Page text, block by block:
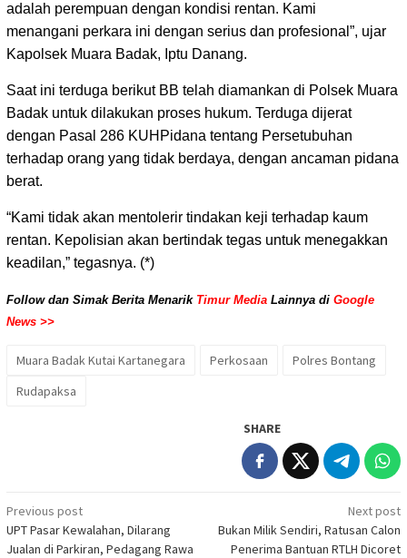
adalah perempuan dengan kondisi rentan. Kami
menangani perkara ini dengan serius dan profesional”, ujar
Kapolsek Muara Badak, Iptu Danang.
Saat ini terduga berikut BB telah diamankan di Polsek Muara
Badak untuk dilakukan proses hukum. Terduga dijerat
dengan Pasal 286 KUHPidana tentang Persetubuhan
terhadap orang yang tidak berdaya, dengan ancaman pidana
berat.
“Kami tidak akan mentolerir tindakan keji terhadap kaum
rentan. Kepolisian akan bertindak tegas untuk menegakkan
keadilan,” tegasnya. (*)
Follow dan Simak Berita Menarik Timur Media Lainnya di Google
News >>
Muara Badak Kutai Kartanegara Perkosaan
Polres Bontang
Rudapaksa
SHARE
Post
navigation
Previous post
UPT Pasar Kewalahan, Dilarang
Jualan di Parkiran, Pedagang Rawa
Next post
Bukan Milik Sendiri, Ratusan Calon
Penerima Bantuan RTLH Dicoret